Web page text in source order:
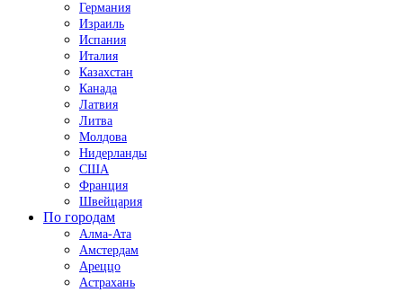
Германия
Израиль
Испания
Италия
Казахстан
Канада
Латвия
Литва
Молдова
Нидерланды
США
Франция
Швейцария
По городам
Алма-Ата
Амстердам
Ареццо
Астрахань